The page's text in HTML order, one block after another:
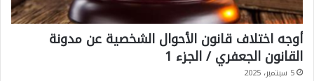
أوجه اختلاف قانون الأحوال الشخصية عن مدونة
القانون الجعفري / الجزء 1
5 سبتمبر، 2025